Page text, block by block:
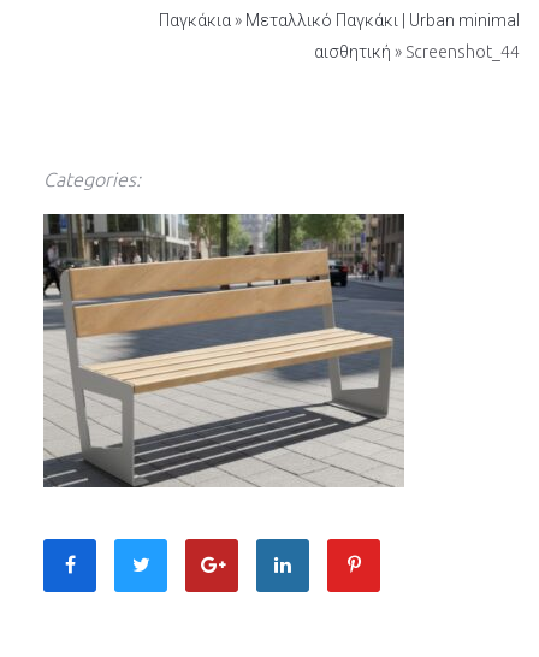
Παγκάκια » Μεταλλικό Παγκάκι | Urban minimal
αισθητική » Screenshot_44
Categories: